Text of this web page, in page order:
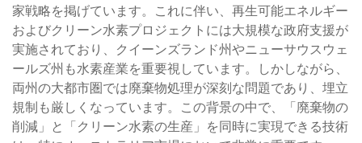
家戦略を掲げています。これに伴い、再生可能エネルギー
およびクリーン水素プロジェクトには大規模な政府支援が
実施されており、クイーンズランド州やニューサウスウェ
ールズ州も水素産業を重要視しています。しかしながら、
両州の大都市圏では廃棄物処理が深刻な問題であり、埋立
規制も厳しくなっています。この背景の中で、「廃棄物の
削減」と「クリーン水素の生産」を同時に実現できる技術